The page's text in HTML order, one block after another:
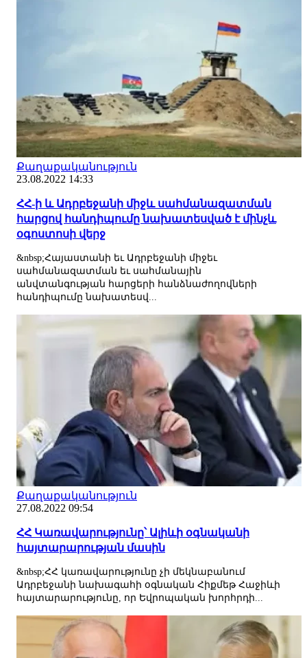
Քաղաքականություն
23.08.2022 14:33
ՀՀ-ի և Ադրբեջանի միջև սահմանազատման
հարցով հանդիպումը նախատեսված է մինչև
օգոստոսի վերջ
&nbsp;Հայաստանի եւ Ադրբեջանի միջեւ
սահմանազատման եւ սահմանային
անվտանգության հարցերի հանձնաժողովների
հանդիպումը նախատեսվ...
Քաղաքականություն
27.08.2022 09:54
ՀՀ Կառավարությունը՝ Ալիևի օգնականի
հայտարարության մասին
&nbsp;ՀՀ կառավարությունը չի մեկնաբանում
Ադրբեջանի նախագահի օգնական Հիքմեթ Հաջիևի
հայտարարությունը, որ Եվրոպական խորհրդի...